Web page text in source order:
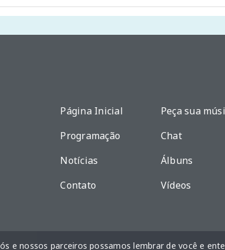
Página Inicial
Programação
Notícias
Contato
Peça sua
Chat
Álbuns
Vídeos
e nossos parceiros possamos lembrar de você e